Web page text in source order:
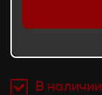
В наличии